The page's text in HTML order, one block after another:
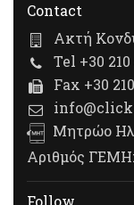
Contact
Ακτή
Tel +30 210
Fax +30
Μητρώο
Αριθμός ΓΕΜΗ:
Follow